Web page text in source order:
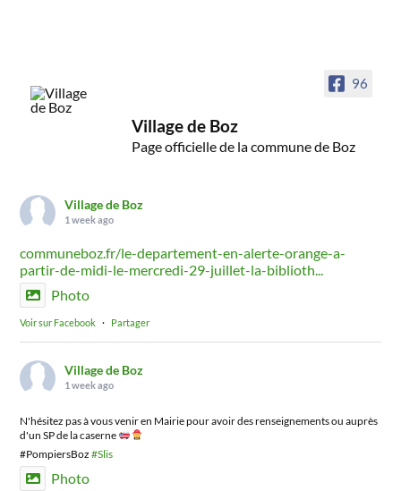
96
Village de Boz
Page officielle de la commune de Boz
Village de Boz
1 week ago
communeboz.fr/le-departement-en-alerte-orange-a-
partir-de-midi-le-mercredi-29-juillet-la-biblioth...
Photo
Voir sur Facebook · Partager
Village de Boz
1 week ago
N'hésitez pas à vous venir en Mairie pour avoir des renseignements ou auprès
d'un SP de la caserne
#PompiersBoz#Slis
Photo